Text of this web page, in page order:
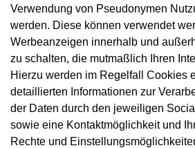
Verwendung von Pseudonymen
werden. Diese können verwendet
Werbeanzeigen innerhalb und
zu schalten, die mutmaßlich Ihren
Hierzu werden im Regelfall Cookies
detaillierten Informationen zur
der Daten durch den jeweiligen
sowie eine Kontaktmöglichkeit und
Rechte und